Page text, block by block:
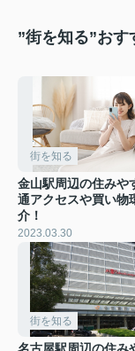
”街を知る”おす
街を知る
金山駅周辺の住みや
通アクセスや買い物
介！
2023.03.30
街を知る